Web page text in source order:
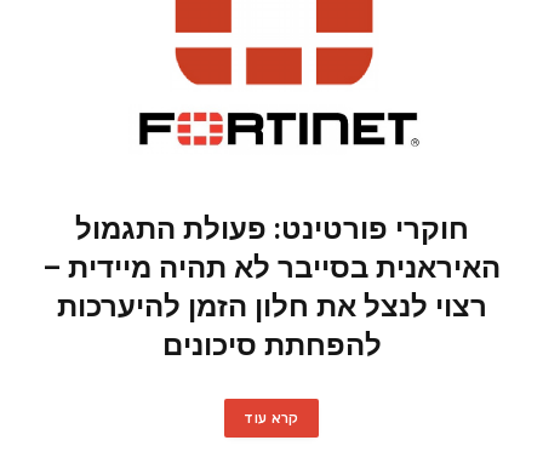
חוקרי פורטינט: פעולת התגמול
האיראנית בסייבר לא תהיה מיידית –
רצוי לנצל את חלון הזמן להיערכות
להפחתת סיכונים
קרא עוד